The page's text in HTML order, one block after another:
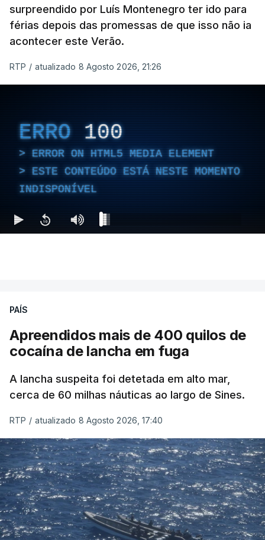
surpreendido por Luís Montenegro ter ido para
férias depois das promessas de que isso não ia
acontecer este Verão.
RTP / atualizado 8 Agosto 2026, 21:26
ERRO 100
ERROR ON HTML5 MEDIA ELEMENT
ESTE CONTEÚDO ESTÁ NESTE MOMENTO
INDISPONÍVEL
PAÍS
Apreendidos mais de 400 quilos de
cocaína de lancha em fuga
A lancha suspeita foi detetada em alto mar,
cerca de 60 milhas náuticas ao largo de Sines.
RTP / atualizado 8 Agosto 2026, 17:40